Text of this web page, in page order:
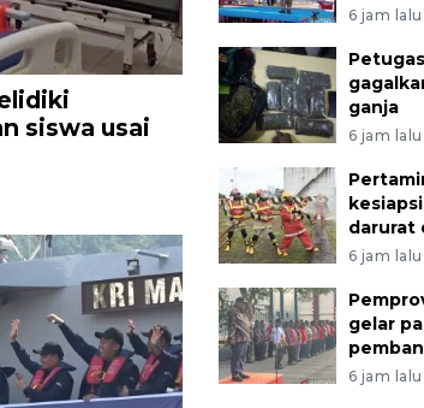
siswa usai
6 jam lalu
ganja
6 jam lalu
darurat
6 jam lalu
gelar
6 jam lalu